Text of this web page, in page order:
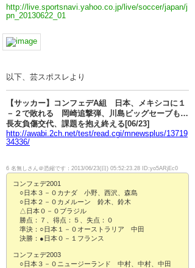
http://live.sportsnavi.yahoo.co.jp/live/soccer/japan/j
pn_20130622_01
以下、芸スポスレより
【サッカー】コンフェデA組 日本、メキシコに１
－２で敗れる 岡崎追撃弾、川島ビッグセーブも…
長友負傷交代、課題を抱え終える[06/23]
http://awabi.2ch.net/test/read.cgi/mnewsplus/13719
34336/
6 名無しさん＠恐縮です：2013/06/23(日) 05:52:23.28 ID:yo5ARjEc0
コンフェデ2001
○日本３－０カナダ 小野、西沢、森島
○日本２－０カメルーン 鈴木、鈴木
△日本０－０ブラジル
勝点：７、得点：５、失点：０
準決：○日本１－０オーストラリア 中田
決勝：●日本０－１フランス
コンフェデ2003
○日本３－０ニュージーランド 中村、中村、中田